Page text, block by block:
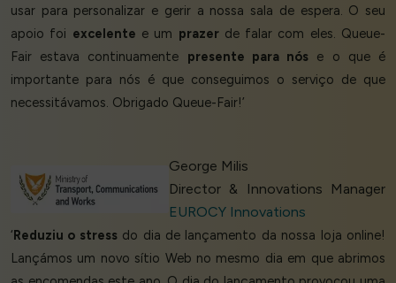
usar para personalizar e gerir a nossa sala de espera. O seu
apoio foi excelente e um prazerde falar com eles. Queue-
Fair estava continuamente presente para nós e o que é
importante para nós é que conseguimos o serviço de que
necessitávamos. Obrigado Queue-Fair!’
George Milis
Director & Innovations Manager
EUROCY Innovations
‘Reduziu o stressdo dia de lançamento da nossa loja online!
Lançámos um novo sítio Web no mesmo dia em que abrimos